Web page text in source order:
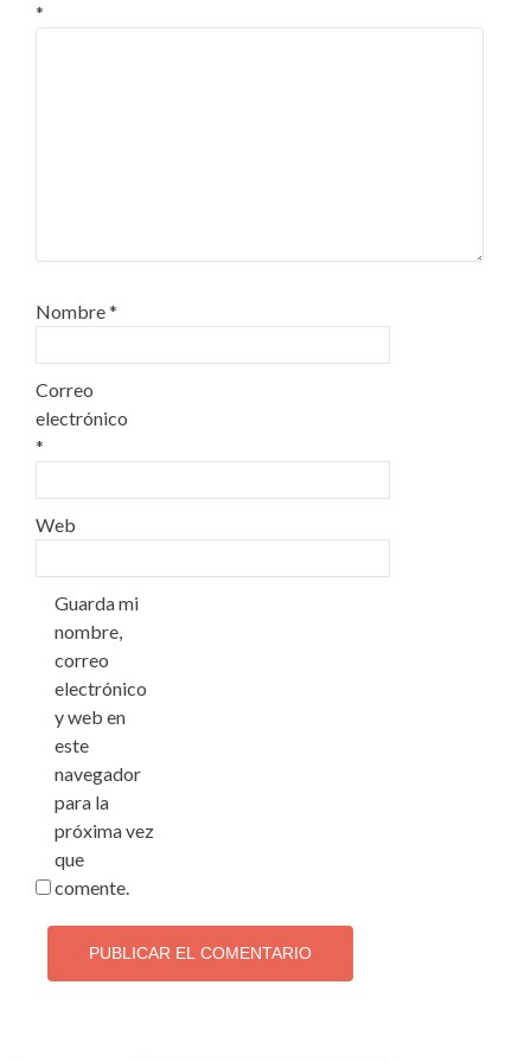
*
Nombre*
Correo
electrónico
*
Web
Guarda mi
nombre,
correo
electrónico
y web en
este
navegador
para la
próxima vez
que
comente.